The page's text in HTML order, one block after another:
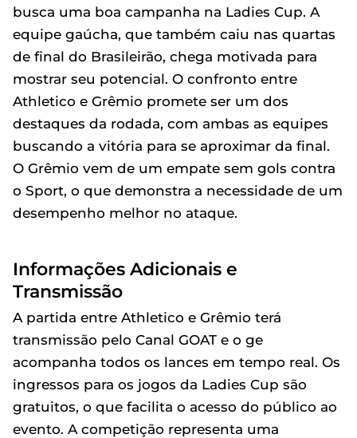
busca uma boa campanha na Ladies Cup. A
equipe gaúcha, que também caiu nas quartas
de final do Brasileirão, chega motivada para
mostrar seu potencial. O confronto entre
Athletico e Grêmio promete ser um dos
destaques da rodada, com ambas as equipes
buscando a vitória para se aproximar da final.
O Grêmio vem de um empate sem gols contra
o Sport, o que demonstra a necessidade de um
desempenho melhor no ataque.
Informações Adicionais e
Transmissão
A partida entre Athletico e Grêmio terá
transmissão pelo Canal GOAT e o ge
acompanha todos os lances em tempo real. Os
ingressos para os jogos da Ladies Cup são
gratuitos, o que facilita o acesso do público ao
evento. A competição representa uma